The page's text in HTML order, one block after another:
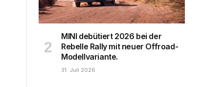
MINI debütiert 2026 bei der
Rebelle Rally mit neuer Offroad-
Modellvariante.
31. Juli 2026